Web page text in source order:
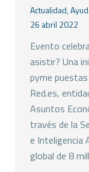
Actualidad,
26 abril 2022
Evento
asistir? Una
pyme
Red.es,
Asuntos
través de la
e Inteligencia
global de 8